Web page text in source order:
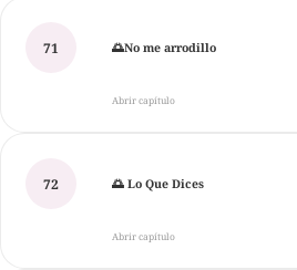
71 🌅No me arrodillo
Abrir capítulo
72 🌅 Lo Que Dices
Abrir capítulo